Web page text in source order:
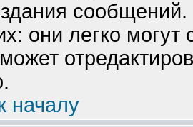
сообщений.
они легко
началу